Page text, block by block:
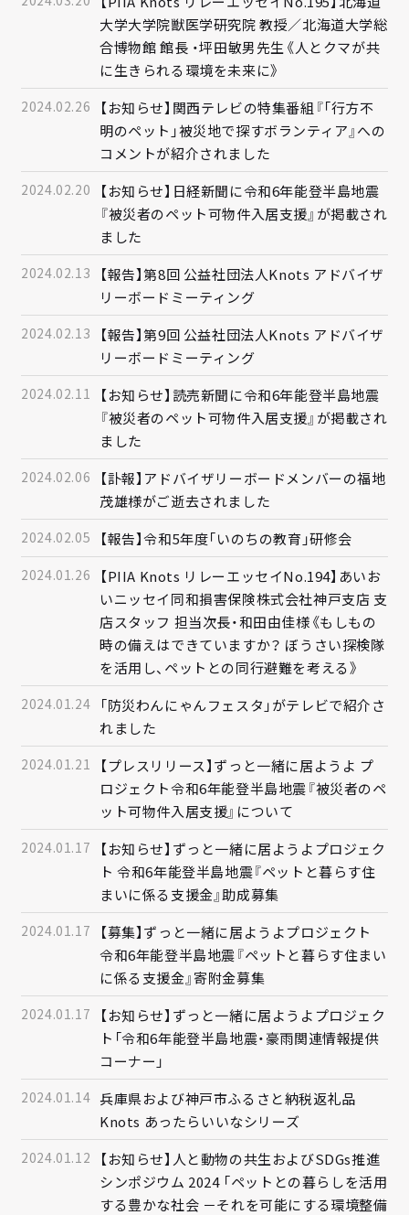
大学大学院獣医学研究院 教授／北海道大学総
合博物館 館長 ・坪田敏男先生《人とクマが共
に生きられる環境を未来に》
2024.02.26
【お知らせ】関西テレビの特集番組『「行方不
明のペット」被災地で探すボランティア』への
コメントが紹介されました
2024.02.20
【お知らせ】日経新聞に令和6年能登半島地震
『被災者のペット可物件入居支援』が掲載され
ました
2024.02.13
【報告】第8回 公益社団法人Knots アドバイザ
リーボードミーティング
2024.02.13
【報告】第9回 公益社団法人Knots アドバイザ
リーボードミーティング
2024.02.11
【お知らせ】読売新聞に令和6年能登半島地震
『被災者のペット可物件入居支援』が掲載され
ました
2024.02.06
【訃報】アドバイザリーボードメンバーの福地
茂雄様がご逝去されました
2024.02.05 【報告】令和5年度「いのちの教育」研修会
2024.01.26
【PIIA Knots リレーエッセイNo.194】あいお
いニッセイ同和損害保険株式会社神戸支店 支
店スタッフ 担当次長・和田由佳様《もしもの
時の備えはできていますか？ ぼうさい探検隊
を活用し、ペットとの同行避難を考える》
2024.01.24
「防災わんにゃんフェスタ」がテレビで紹介さ
れました
2024.01.21
【プレスリリース】ずっと一緒に居ようよ プ
ロジェクト令和6年能登半島地震『被災者のペ
ット可物件入居支援』について
2024.01.17
【お知らせ】ずっと一緒に居ようよプロジェク
ト 令和6年能登半島地震『ペットと暮らす住
まいに係る支援金』助成募集
2024.01.17
【募集】ずっと一緒に居ようよプロジェクト
令和6年能登半島地震『ペットと暮らす住まい
に係る支援金』寄附金募集
2024.01.17
【お知らせ】ずっと一緒に居ようよプロジェク
ト「令和6年能登半島地震・豪雨関連情報提供
コーナー」
2024.01.14 兵庫県および神戸市ふるさと納税返礼品
Knots あったらいいなシリーズ
2024.01.12
【お知らせ】人と動物の共生およびSDGs推進
シンポジウム 2024 「ペットとの暮らしを活用
する豊かな社会 －それを可能にする環境整備